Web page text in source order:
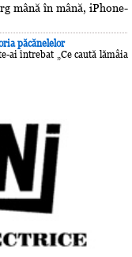
mână în mână, iPhone-
păcănelelor
ai întrebat „Ce caută lămâia